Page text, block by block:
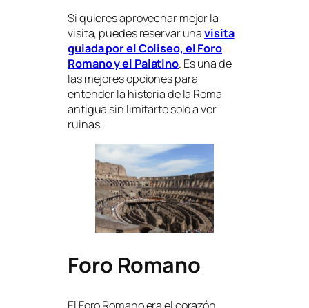
Si quieres aprovechar mejor la
visita, puedes reservar unavisita
guiada por el Coliseo, el Foro
Romano y el Palatino. Es una de
las mejores opciones para
entender la historia de la Roma
antigua sin limitarte solo a ver
ruinas.
Foro Romano